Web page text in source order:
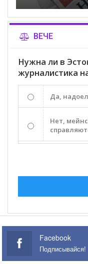
ВЕЧЕ
Нужна ли в
журналистика
Да,
Нет,
Facebook
Подписывайся!